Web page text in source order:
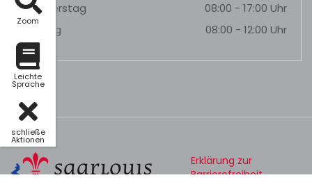
Zoom
Leichte
Sprache
schließe
Aktionen
Donnerstag
08:00 - 17:00 Uhr
Freitag
08:00 - 12:00 Uhr
Erklärung zur
Barrierefreiheit